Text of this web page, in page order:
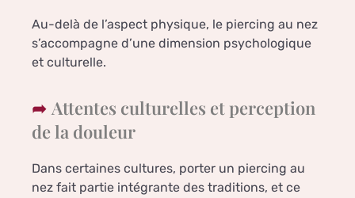
Au-delà de l’aspect physique, le piercing au nez
s’accompagne d’une dimension psychologique
et culturelle.
Attentes culturelles et perception
de la douleur
Dans certaines cultures, porter un piercing au
nez fait partie intégrante des traditions, et ce